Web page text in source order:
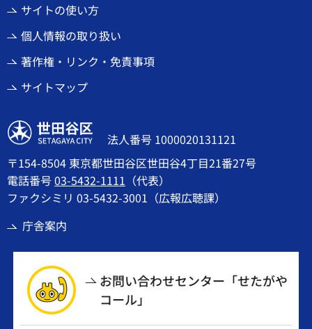
サイトの使い方
個人情報の取り扱い
著作権・リンク・免責事項
サイトマップ
世田谷区
法人番号 1000020131121
〒154-8504 東京都世田谷区世田谷4丁目21番27号
電話番号03-5432-1111 （代表）
ファクシミリ 03-5432-3001（広報広聴課）
庁舎案内
お問い合わせセンター「せたがや
コール」